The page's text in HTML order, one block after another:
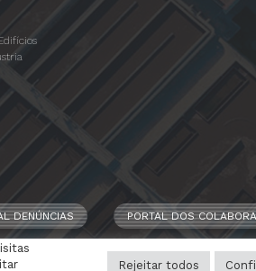
DENÚNCIAS PORTAL DOS
Rejeitar todos